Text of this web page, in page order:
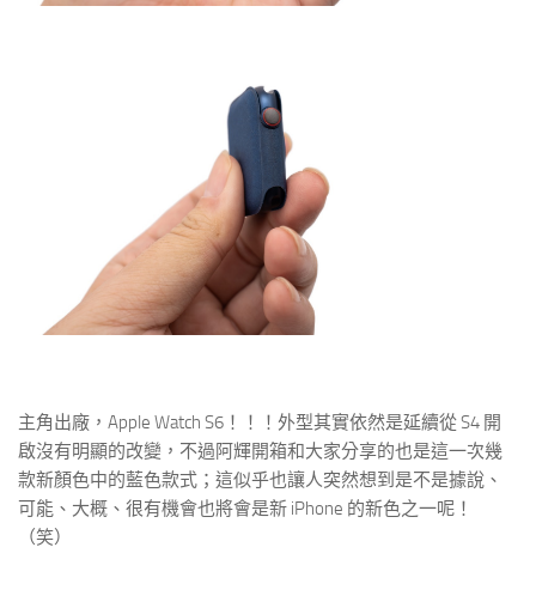
主角出廠，Apple Watch S6！！！外型其實依然是延續從 S4 開
啟沒有明顯的改變，不過阿輝開箱和大家分享的也是這一次幾
款新顏色中的藍色款式；這似乎也讓人突然想到是不是據說、
可能、大概、很有機會也將會是新 iPhone 的新色之一呢！
（笑）